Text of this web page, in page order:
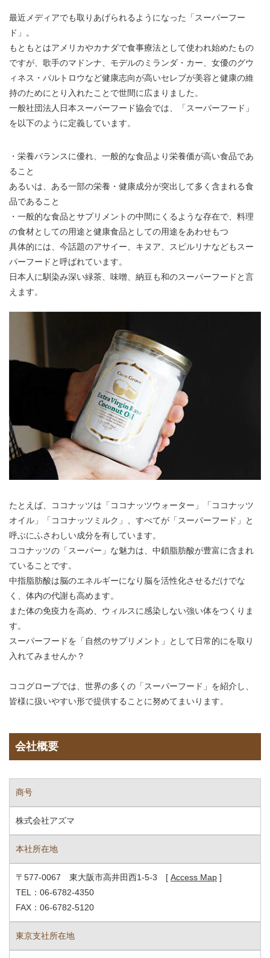
最近メディアでも取りあげられるようになった「スーパーフー
ド」。
もともとはアメリカやカナダで食事療法として使われ始めたもの
ですが、歌手のマドンナ、モデルのミランダ・カー、女優のグウ
ィネス・パルトロウなど健康志向が高いセレブが美容と健康の維
持のためにとり入れたことで世間に広まりました。
一般社団法人日本スーパーフード協会では、「スーパーフード」
を以下のように定義しています。
・栄養バランスに優れ、一般的な食品より栄養価が高い食品であ
ること
あるいは、ある一部の栄養・健康成分が突出して多く含まれる食
品であること
・一般的な食品とサプリメントの中間にくるような存在で、料理
の食材としての用途と健康食品としての用途をあわせもつ
具体的には、今話題のアサイー、キヌア、スピルリナなどもスー
パーフードと呼ばれています。
日本人に馴染み深い緑茶、味噌、納豆も和のスーパーフードと言
えます。
たとえば、ココナッツは「ココナッツウォーター」「ココナッツ
オイル」「ココナッツミルク」、すべてが「スーパーフード」と
呼ぶにふさわしい成分を有しています。
ココナッツの「スーパー」な魅力は、中鎖脂肪酸が豊富に含まれ
ていることです。
中指脂肪酸は脳のエネルギーになり脳を活性化させるだけでな
く、体内の代謝も高めます。
また体の免疫力を高め、ウィルスに感染しない強い体をつくりま
す。
スーパーフードを「自然のサプリメント」として日常的にを取り
入れてみませんか？
ココグローブでは、世界の多くの「スーパーフード」を紹介し、
皆様に扱いやすい形で提供することに努めてまいります。
会社概要
商号
株式会社アズマ
本社所在地
〒577-0067 東大阪市高井田西1-5-3 [ Access Map ]
TEL：06-6782-4350
FAX：06-6782-5120
東京支社所在地